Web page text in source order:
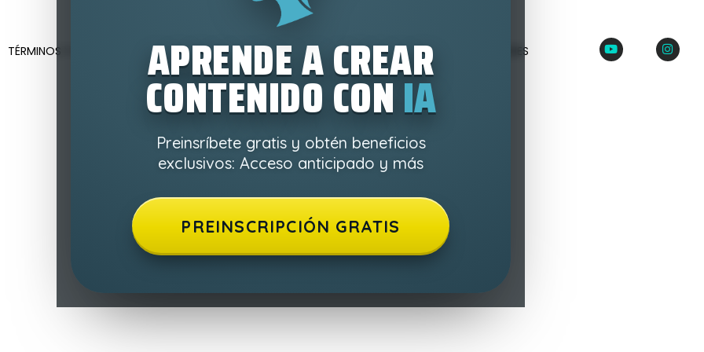
APRENDE A CREAR
CONTENIDO CONIA
Preinsríbete gratis y obtén beneficios
exclusivos: Acceso anticipado y más
PREINSCRIPCIÓN GRATIS
TÉRMINOS Y CONDICIONES POLÍTICA DE PRIVACIDAD POLÍTICA DE COOKIES Youtube